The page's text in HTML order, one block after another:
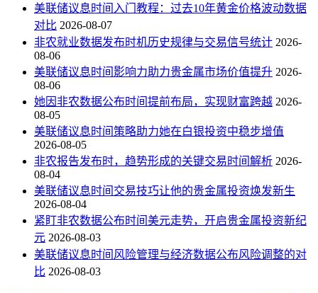
美联储议息时间入门教程：过去10年黄金价格波动数据
对比 2026-08-07
非农就业数据发布时机历史规律与交易信号统计 2026-
08-06
美联储议息时间影响力助力贵金属市场价值提升 2026-
08-06
她因非农数据公布时间提前布局，实现财富跨越 2026-
08-05
美联储议息时间策略助力她在白银投资中稳步增值
2026-08-05
非农报告发布时，趋势形成的关键交易时间解析 2026-
08-04
美联储议息时间交易技巧让他的贵金属投资焕发新生
2026-08-04
紧盯非农数据公布时间美元走势，开启贵金属投资新纪
元 2026-08-03
美联储议息时间风险管理与经济数据公布风险调整的对
比 2026-08-03